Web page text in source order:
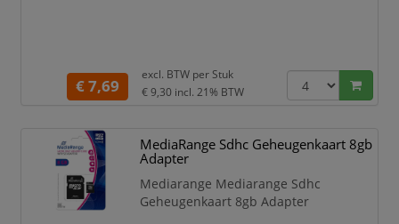
€ 7,69
excl. BTW per Stuk
€ 9,30 incl. 21% BTW
MediaRange Sdhc Geheugenkaart 8gb
Adapter
Mediarange Mediarange Sdhc
Geheugenkaart 8gb Adapter